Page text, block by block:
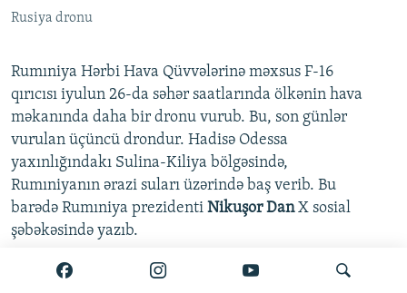
Rusiya dronu
Rumıniya Hərbi Hava Qüvvələrinə məxsus F-16
qırıcısı iyulun 26-da səhər saatlarında ölkənin hava
məkanında daha bir dronu vurub. Bu, son günlər
vurulan üçüncü drondur. Hadisə Odessa
yaxınlığındakı Sulina-Kiliya bölgəsində,
Rumıniyanın ərazi suları üzərində baş verib. Bu
barədə Rumıniya prezidenti Nikuşor DanX sosial
şəbəkəsində yazıb.